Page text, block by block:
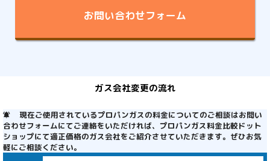
お問い合わせフォーム
ガス会社変更の流れ
現在ご使用されているプロパンガスの料金についてのご相談はお問い
合わせフォームにてご連絡をいただければ、プロパンガス料金比較ドット
ショップにて適正価格のガス会社をご紹介させていただきます。ぜひお気
軽にご相談ください。